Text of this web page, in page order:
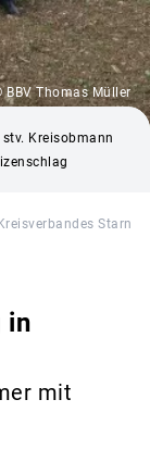
BBV Thomas Müller
Kreisobmann
in
mit